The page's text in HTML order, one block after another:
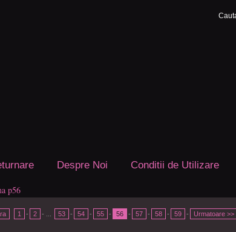
Despre Noi Conditii de Utilizare
p56
1 - 2 - ... 53 - 54 - 55 - 56 - 57 - 58 - 59 - Urmatoare >>